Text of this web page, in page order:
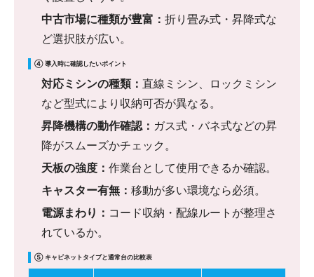
中古市場に種類が豊富： 折り畳み式・昇降式な
ど選択肢が広い。
④ 導入時に確認したいポイント
対応ミシンの種類： 直線ミシン、ロックミシン
など型式により収納可否が異なる。
昇降機構の動作確認： ガス式・バネ式などの昇
降がスムーズかチェック。
天板の強度： 作業台として使用できるか確認。
キャスター有無： 移動が多い環境なら必須。
電源まわり： コード収納・配線ルートが整理さ
れているか。
⑤ キャビネットタイプと通常台の比較表